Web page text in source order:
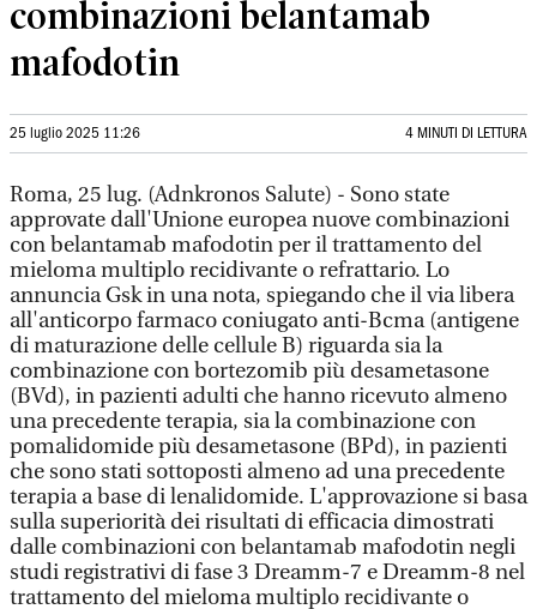
combinazioni belantamab
mafodotin
25 luglio 2025 11:26 4 MINUTI DI LETTURA
Roma, 25 lug. (Adnkronos Salute) - Sono state
approvate dall'Unione europea nuove combinazioni
con belantamab mafodotin per il trattamento del
mieloma multiplo recidivante o refrattario. Lo
annuncia Gsk in una nota, spiegando che il via libera
all'anticorpo farmaco coniugato anti-Bcma (antigene
di maturazione delle cellule B) riguarda sia la
combinazione con bortezomib più desametasone
(BVd), in pazienti adulti che hanno ricevuto almeno
una precedente terapia, sia la combinazione con
pomalidomide più desametasone (BPd), in pazienti
che sono stati sottoposti almeno ad una precedente
terapia a base di lenalidomide. L'approvazione si basa
sulla superiorità dei risultati di efficacia dimostrati
dalle combinazioni con belantamab mafodotin negli
studi registrativi di fase 3 Dreamm-7 e Dreamm-8 nel
trattamento del mieloma multiplo recidivante o